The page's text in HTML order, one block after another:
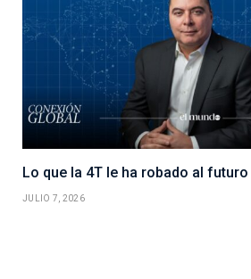
Lo que la 4T le ha robado al
JULIO 7, 2026